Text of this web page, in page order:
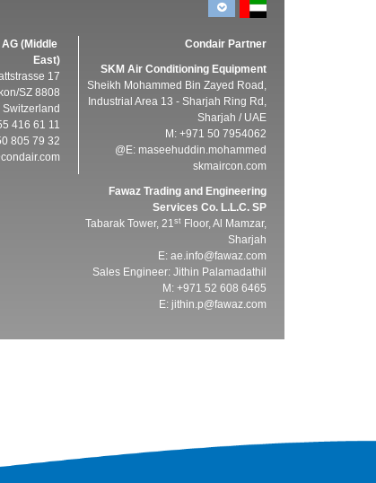
Condair Partner
SKM Air Conditioning Equipment
Sheikh Mohammed Bin Zayed Road,
Industrial Area 13 - Sharjah Ring Rd,
Sharjah / UAE
M: +971 50 7954062
E: maseehuddin.mohammed@
skmaircon.com
Fawaz Trading and Engineering
Services Co. L.L.C. SP
Tabarak Tower, 21st Floor, Al Mamzar,
Sharjah
E: ae.info@fawaz.com
Sales Engineer: Jithin Palamadathil
M: +971 52 608 6465
E: jithin.p@fawaz.com
(Middle
East)
17
8808 Pfäffikon/SZ
Switzerland
416 61 11
805 79 32